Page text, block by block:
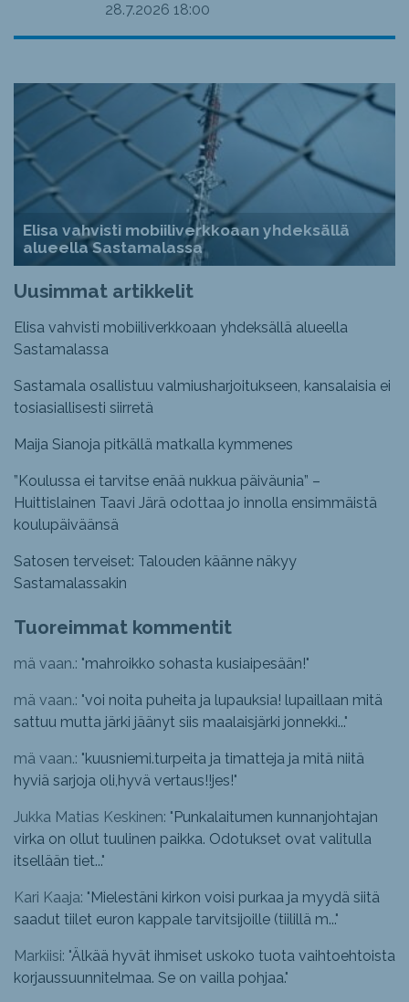
28.7.2026 18:00
Elisa vahvisti mobiiliverkkoaan yhdeksällä
alueella Sastamalassa
Uusimmat artikkelit
Elisa vahvisti mobiiliverkkoaan yhdeksällä alueella
Sastamalassa
Sastamala osallistuu valmiusharjoitukseen, kansalaisia ei
tosiasiallisesti siirretä
Maija Sianoja pitkällä matkalla kymmenes
”Koulussa ei tarvitse enää nukkua päiväunia” –
Huittislainen Taavi Järä odottaa jo innolla ensimmäistä
koulupäiväänsä
Satosen terveiset: Talouden käänne näkyy
Sastamalassakin
Tuoreimmat kommentit
mä vaan.: "mahroikko sohasta kusiaipesään!"
mä vaan.: "voi noita puheita ja lupauksia! lupaillaan mitä
sattuu mutta järki jäänyt siis maalaisjärki jonnekki..."
mä vaan.: "kuusniemi.turpeita ja timatteja ja mitä niitä
hyviä sarjoja oli,hyvä vertaus!!jes!"
Jukka Matias Keskinen: "Punkalaitumen kunnanjohtajan
virka on ollut tuulinen paikka. Odotukset ovat valitulla
itsellään tiet..."
Kari Kaaja: "Mielestäni kirkon voisi purkaa ja myydä siitä
saadut tiilet euron kappale tarvitsijoille (tiilillä m..."
Markiisi: "Älkää hyvät ihmiset uskoko tuota vaihtoehtoista
korjaussuunnitelmaa. Se on vailla pohjaa."